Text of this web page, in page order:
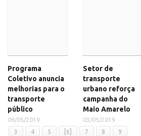
Programa
Coletivo anuncia
melhorias para o
transporte
público
09/05/2019
Setor de
transporte
urbano reforça
campanha do
Maio Amarelo
03/05/2019
3 4 5 [6] 7 8 9